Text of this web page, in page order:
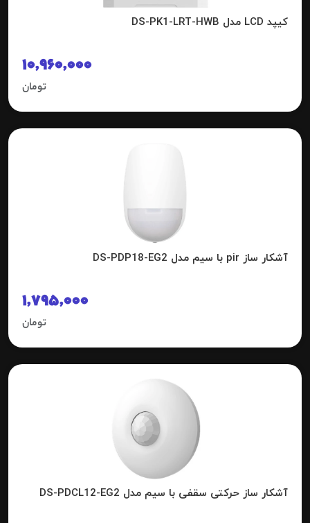
کیپد LCD مدل DS-PK1-LRT-HWB
10,960,000
تومان
آشکار ساز pir با سیم مدل DS-PDP18-EG2
1,795,000
تومان
آشکار ساز حرکتی سقفی با سیم مدل DS-PDCL12-EG2